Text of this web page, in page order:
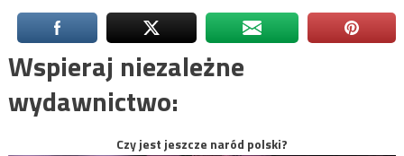
Wspieraj niezależne
wydawnictwo:
Czy jest jeszcze naród polski?